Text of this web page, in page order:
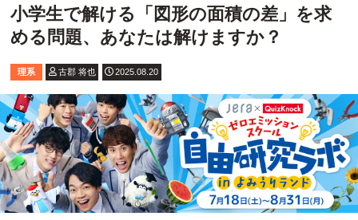
小学生で解ける「図形の面積の差」を求
める問題、あなたは解けますか？
理系 古郡 将也 2025.08.20